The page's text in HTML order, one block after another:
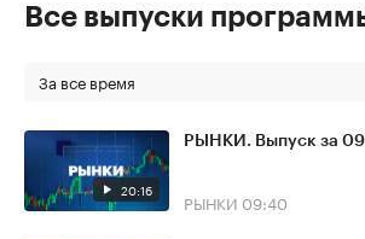
Все выпуски
За все время
20:16
РЫНКИ. Выпуск за
РЫНКИ 09:40